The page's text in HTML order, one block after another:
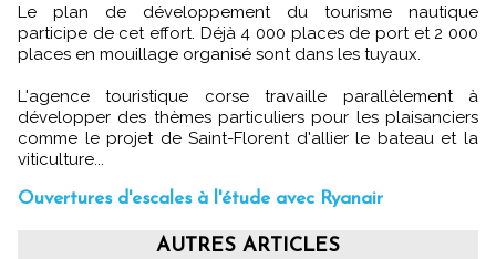
Le plan de développement du tourisme nautique
participe de cet effort. Déjà 4 000 places de port et 2 000
places en mouillage organisé sont dans les tuyaux.
L'agence touristique corse travaille parallèlement à
développer des thèmes particuliers pour les plaisanciers
comme le projet de Saint-Florent d'allier le bateau et la
viticulture...
Ouvertures d'escales à l'étude avec Ryanair
AUTRES ARTICLES